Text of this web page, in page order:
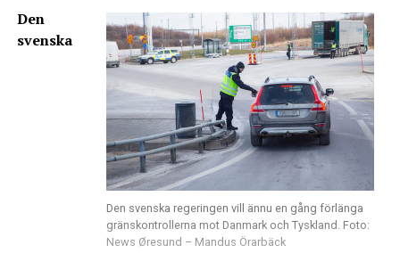
Den svenska regeringen vill ännu en gång förlänga
gränskontrollerna mot Danmark och Tyskland. Foto:
News Øresund – Mandus Örarbäck
Den
svenska